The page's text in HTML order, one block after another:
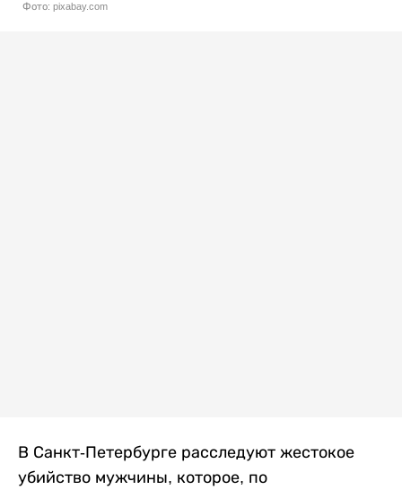
Фото: pixabay.com
В Санкт-Петербурге расследуют жестокое
убийство мужчины, которое, по